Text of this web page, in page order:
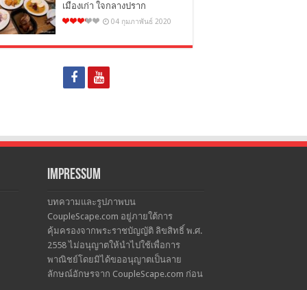
เมืองเก่า ใจกลางปราก
04 กุมภาพันธ์ 2020
Impressum
บทความและรูปภาพบน
CoupleScape.com อยู่ภายใต้การ
คุ้มครองจากพระราชบัญญัติ ลิขสิทธิ์ พ.ศ.
2558 ไม่อนุญาตให้นำไปใช้เพื่อการ
พาณิชย์โดยมิได้ขออนุญาตเป็นลาย
ลักษณ์อักษรจาก CoupleScape.com ก่อน